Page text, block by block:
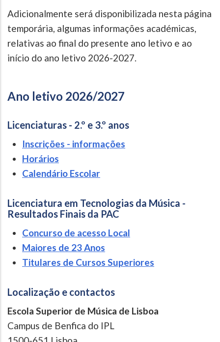
Adicionalmente será disponibilizada nesta página
temporária, algumas informações académicas,
relativas ao final do presente ano letivo e ao
início do ano letivo 2026-2027.
Ano letivo 2026/2027
Licenciaturas - 2.º e 3.º anos
Inscrições - informações
Horários
Calendário Escolar
Licenciatura em Tecnologias da Música -
Resultados Finais da PAC
Concurso de acesso Local
Maiores de 23 Anos
Titulares de Cursos Superiores
Localização e contactos
Escola Superior de Música de Lisboa
Campus de Benfica do IPL